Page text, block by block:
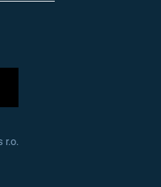
r.o.